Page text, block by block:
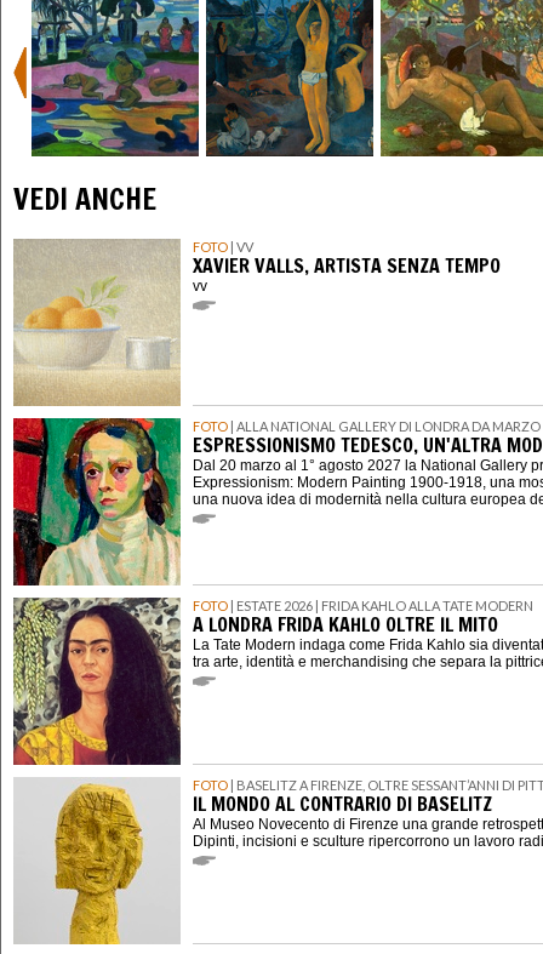
VEDI ANCHE
FOTO | VV
XAVIER VALLS, ARTISTA SENZA TEMPO
vv
FOTO | ALLA NATIONAL GALLERY DI LONDRA DA
ESPRESSIONISMO TEDESCO, UN'ALTRA
Dal 20 marzo al 1° agosto 2027 la National Gallery
Expressionism: Modern Painting 1900-1918, una
una nuova idea di modernità nella cultura europea
FOTO | ESTATE 2026 | FRIDA KAHLO ALLA TATE MODERN
A LONDRA FRIDA KAHLO OLTRE IL MITO
La Tate Modern indaga come Frida Kahlo sia
tra arte, identità e merchandising che separa la
FOTO | BASELITZ A FIRENZE, OLTRE SESSANT’ANNI DI
IL MONDO AL CONTRARIO DI BASELITZ
Al Museo Novecento di Firenze una grande
Dipinti, incisioni e sculture ripercorrono un lavoro